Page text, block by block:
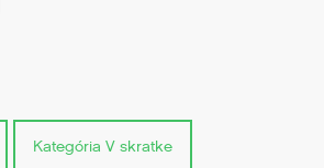
Kategória V skratke